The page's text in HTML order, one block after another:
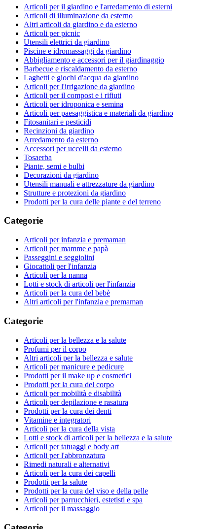
Articoli per il giardino e l'arredamento di esterni
Articoli di illuminazione da esterno
Altri articoli da giardino e da esterno
Articoli per picnic
Utensili elettrici da giardino
Piscine e idromassaggi da giardino
Abbigliamento e accessori per il giardinaggio
Barbecue e riscaldamento da esterno
Laghetti e giochi d'acqua da giardino
Articoli per l'irrigazione da giardino
Articoli per il compost e i rifiuti
Articoli per idroponica e semina
Articoli per paesaggistica e materiali da giardino
Fitosanitari e pesticidi
Recinzioni da giardino
Arredamento da esterno
Accessori per uccelli da esterno
Tosaerba
Piante, semi e bulbi
Decorazioni da giardino
Utensili manuali e attrezzature da giardino
Strutture e protezioni da giardino
Prodotti per la cura delle piante e del terreno
Categorie
Articoli per infanzia e premaman
Articoli per mamme e papà
Passeggini e seggiolini
Giocattoli per l'infanzia
Articoli per la nanna
Lotti e stock di articoli per l'infanzia
Articoli per la cura del bebè
Altri articoli per l'infanzia e premaman
Categorie
Articoli per la bellezza e la salute
Profumi per il corpo
Altri articoli per la bellezza e salute
Articoli per manicure e pedicure
Prodotti per il make up e cosmetici
Prodotti per la cura del corpo
Articoli per mobilità e disabilità
Articoli per depilazione e rasatura
Prodotti per la cura dei denti
Vitamine e integratori
Articoli per la cura della vista
Lotti e stock di articoli per la bellezza e la salute
Articoli per tatuaggi e body art
Articoli per l'abbronzatura
Rimedi naturali e alternativi
Articoli per la cura dei capelli
Prodotti per la salute
Prodotti per la cura del viso e della pelle
Articoli per parrucchieri, estetisti e spa
Articoli per il massaggio